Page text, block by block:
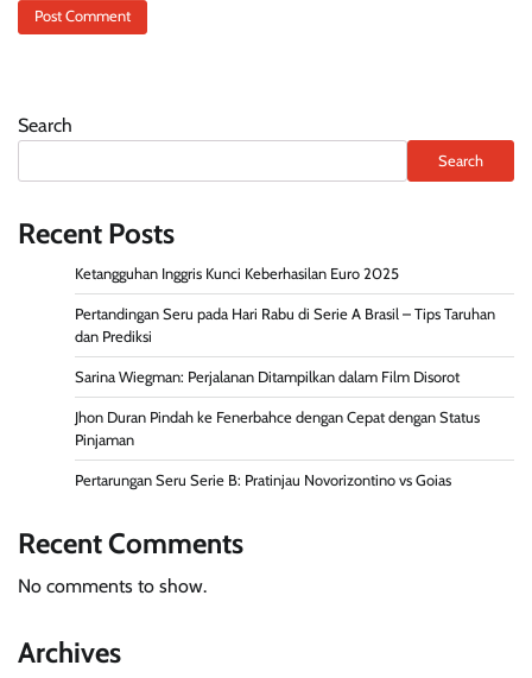
Search
Search
Recent Posts
Ketangguhan Inggris Kunci Keberhasilan Euro 2025
Pertandingan Seru pada Hari Rabu di Serie A Brasil – Tips Taruhan
dan Prediksi
Sarina Wiegman: Perjalanan Ditampilkan dalam Film Disorot
Jhon Duran Pindah ke Fenerbahce dengan Cepat dengan Status
Pinjaman
Pertarungan Seru Serie B: Pratinjau Novorizontino vs Goias
Recent Comments
No comments to show.
Archives